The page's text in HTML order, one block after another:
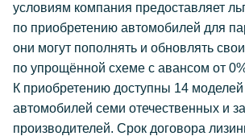
условиям компания предоставляет
по приобретению автомобилей для
они могут пополнять и обновлять
по упрощённой схеме с авансом от
К приобретению доступны 14
автомобилей семи отечественных и
производителей. Срок договора